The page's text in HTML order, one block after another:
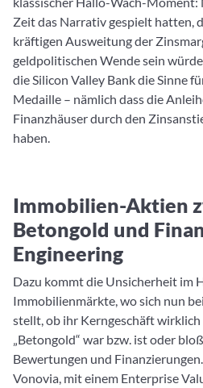
Zeit das Narrativ gespielt hatten,
kräftigen Ausweitung der
geldpolitischen Wende sein
die Silicon Valley Bank die Sinne
Medaille – nämlich dass die
Finanzhäuser durch den
haben.
Immobilien-Aktien
Betongold und
Engineering
Dazu kommt die Unsicherheit im
Immobilienmärkte, wo sich nun
stellt, ob ihr Kerngeschäft
„Betongold“ war bzw. ist oder
Bewertungen und
Vonovia, mit einem Enterprise